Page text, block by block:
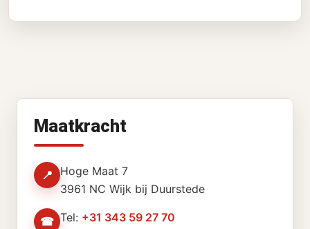
Maatkracht
📍
Hoge Maat 7
3961 NC Wijk bij Duurstede
☎ Tel: +31 343 59 27 70